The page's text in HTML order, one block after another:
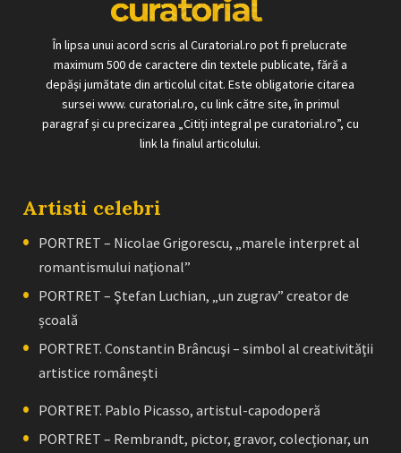
În lipsa unui acord scris al Curatorial.ro pot fi prelucrate
maximum 500 de caractere din textele publicate, fără a
depăși jumătate din articolul citat. Este obligatorie citarea
sursei www. curatorial.ro, cu link către site, în primul
paragraf și cu precizarea „Citiți integral pe curatorial.ro”, cu
link la finalul articolului.
Artisti celebri
PORTRET – Nicolae Grigorescu, „marele interpret al
romantismului naţional”
PORTRET – Ştefan Luchian, „un zugrav” creator de
școală
PORTRET. Constantin Brâncuşi – simbol al creativităţii
artistice româneşti
PORTRET. Pablo Picasso, artistul-capodoperă
PORTRET – Rembrandt, pictor, gravor, colecţionar, un